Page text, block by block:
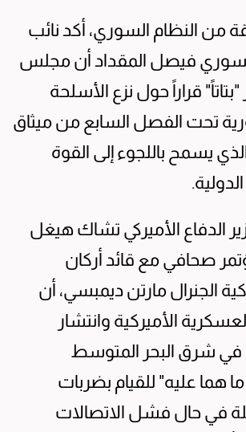
من النظام السوري، أكد نائب
السوري فيصل المقداد أن مجلس
قراراً حول نزع الأسلحة
تحت الفصل السابع من ميثاق
يسمح باللجوء إلى القوة
الدفاع الأميركي تشاك هيغل
صحافي مع قائد أركان
الجنرال مارتن ديمبسي، أن
الأميركية وانتشار
في شرق البحر المتوسط
هما عليه" للقيام بضربات
في حال فشل الاتصالات